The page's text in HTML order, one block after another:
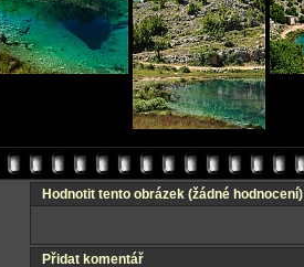
Hodnotit tento obrázek (žádné hodnocení)
Přidat komentář